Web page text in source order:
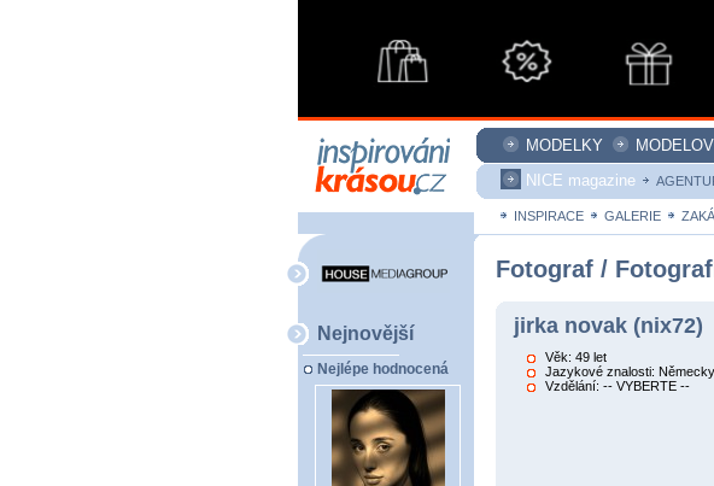
MODELKY
NICE magazine
INSPIRACE GALERIE
Nejnovější
Nejlépe hodnocená
Fotograf /
jirka novak (nix72)
Věk: 49 let
Jazykové znalosti:
Vzdělání: -- VYBERTE --